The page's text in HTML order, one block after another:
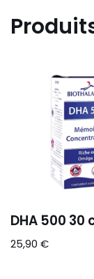
DHA 500 30
25,90 €